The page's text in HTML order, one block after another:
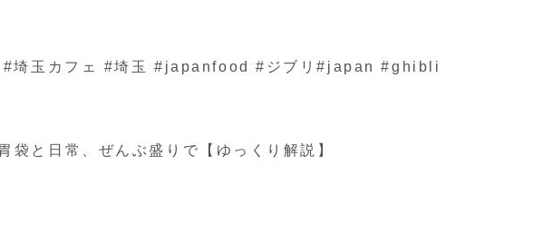
#埼玉カフェ #埼玉 #japanfood #ジブリ#japan #ghibli
袋と日常、ぜんぶ盛りで【ゆっくり解説】